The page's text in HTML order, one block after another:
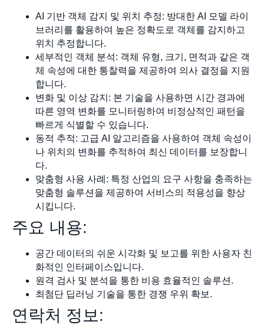
AI 기반 객체 감지 및 위치 추정: 방대한 AI 모델 라이
브러리를 활용하여 높은 정확도로 객체를 감지하고
위치 추정합니다.
세부적인 객체 분석: 객체 유형, 크기, 면적과 같은 객
체 속성에 대한 통찰력을 제공하여 의사 결정을 지원
합니다.
변화 및 이상 감지: 본 기술을 사용하면 시간 경과에
따른 영역 변화를 모니터링하여 비정상적인 패턴을
빠르게 식별할 수 있습니다.
동적 추적: 고급 AI 알고리즘을 사용하여 객체 속성이
나 위치의 변화를 추적하여 최신 데이터를 보장합니
다.
맞춤형 사용 사례: 특정 산업의 요구 사항을 충족하는
맞춤형 솔루션을 제공하여 서비스의 적용성을 향상
시킵니다.
주요 내용:
공간 데이터의 쉬운 시각화 및 보고를 위한 사용자 친
화적인 인터페이스입니다.
원격 검사 및 분석을 통한 비용 효율적인 솔루션.
최첨단 딥러닝 기술을 통한 경쟁 우위 확보.
연락처 정보: